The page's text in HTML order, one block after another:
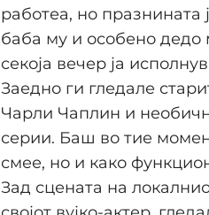
работеа, но празнината
баба му и особено дедо
секоја вечер ја
Заедно ги гледале
Чарли Чаплин и
серии. Баш во тие
смее, но и како
Зад сцената на